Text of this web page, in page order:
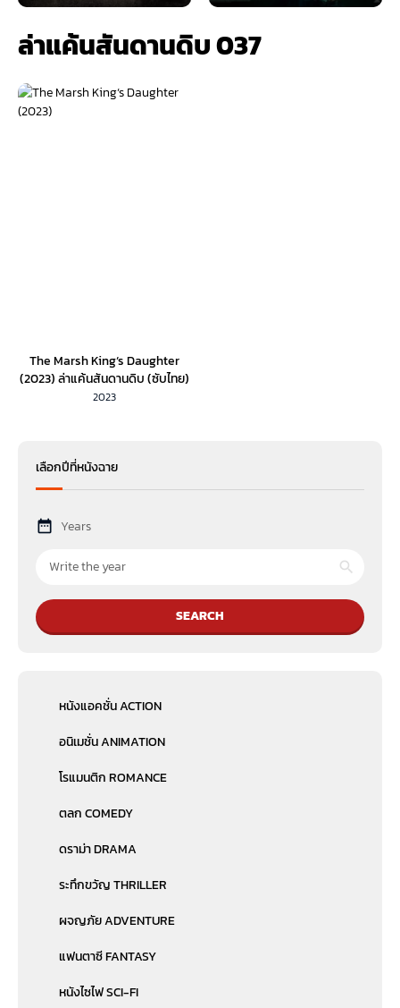
ล่าแค้นสันดานดิบ 037
The Marsh King‘s Daughter
(2023) ล่าแค้นสันดานดิบ (ซับไทย)
2023
เลือกปีที่หนังฉาย
Years
SEARCH
หนังแอคชั่น ACTION
อนิเมชั่น ANIMATION
โรแมนติก ROMANCE
ตลก COMEDY
ดราม่า DRAMA
ระทึกขวัญ THRILLER
ผจญภัย ADVENTURE
แฟนตาซี FANTASY
หนังไซไฟ SCI-FI